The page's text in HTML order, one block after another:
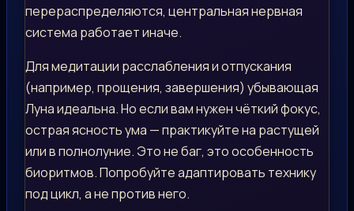
перераспределяются, центральная нервная
система работает иначе.
Для медитации расслабления и отпускания
(например, прощения, завершения) убывающая
Луна идеальна. Но если вам нужен чёткий фокус,
острая ясность ума — практикуйте на растущей
или в полнолуние. Это не баг, это особенность
биоритмов. Попробуйте адаптировать технику
под цикл, а не против него.